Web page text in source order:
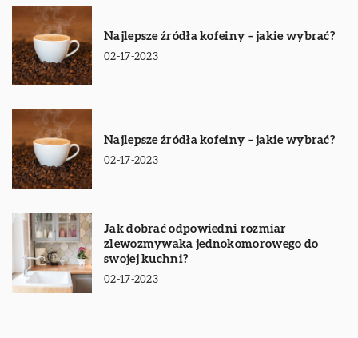
Najlepsze źródła kofeiny – jakie wybrać?
02-17-2023
Najlepsze źródła kofeiny – jakie wybrać?
02-17-2023
Jak dobrać odpowiedni rozmiar
zlewozmywaka jednokomorowego do
swojej kuchni?
02-17-2023